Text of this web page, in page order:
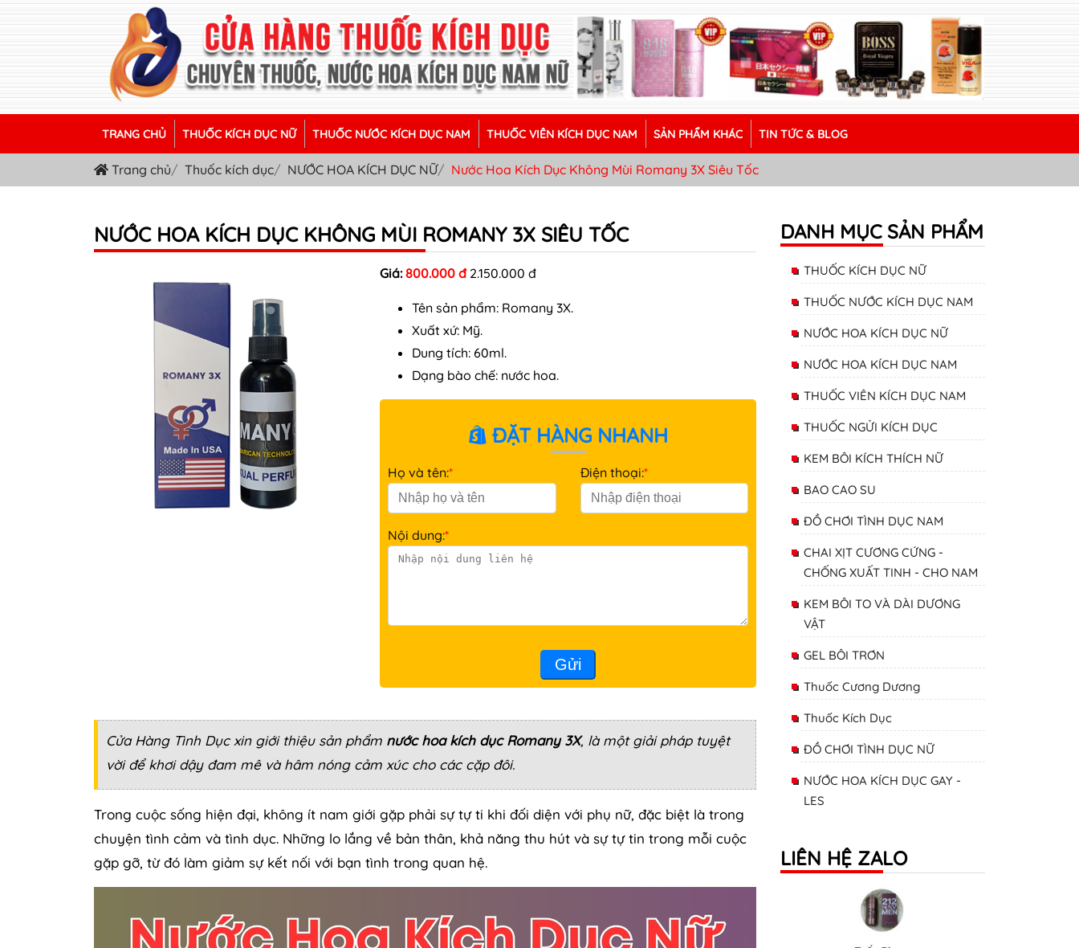
TRANG CHỦ THUỐC KÍCH DỤC NỮ THUỐC NƯỚC KÍCH DỤC NAM THUỐC VIÊN KÍCH DỤC NAM SẢN PHẨM KHÁC TIN TỨC & BLOG
Trang chủ Thuốc kích dục NƯỚC HOA KÍCH DỤC NỮ Nước Hoa Kích Dục Không Mùi Romany 3X Siêu Tốc
NƯỚC HOA KÍCH DỤC KHÔNG MÙI ROMANY 3X SIÊU TỐC
Giá: 800.000 đ 2.150.000 đ
Tên sản phẩm: Romany 3X.
Xuất xứ: Mỹ.
Dung tích: 60ml.
Dạng bào chế: nước hoa.
ĐẶT HÀNG NHANH
Họ và tên:* Điện thoại:*
Nội dung:*
Gửi
Cửa Hàng Tình Dục xin giới thiệu sản phẩm nước hoa kích dục Romany 3X, là một giải pháp tuyệt
vời để khơi dậy đam mê và hâm nóng cảm xúc cho các cặp đôi.
Trong cuộc sống hiện đại, không ít nam giới gặp phải sự tự ti khi đối diện với phụ nữ, đặc biệt là trong
chuyện tình cảm và tình dục. Những lo lắng về bản thân, khả năng thu hút và sự tự tin trong mỗi cuộc
gặp gỡ, từ đó làm giảm sự kết nối với bạn tình trong quan hệ.
DANH MỤC SẢN PHẨM
THUỐC KÍCH DỤC NỮ
THUỐC NƯỚC KÍCH DỤC NAM
NƯỚC HOA KÍCH DỤC NỮ
NƯỚC HOA KÍCH DỤC NAM
THUỐC VIÊN KÍCH DỤC NAM
THUỐC NGỬI KÍCH DỤC
KEM BÔI KÍCH THÍCH NỮ
BAO CAO SU
ĐỒ CHƠI TÌNH DỤC NAM
CHAI XỊT CƯƠNG CỨNG -
CHỐNG XUẤT TINH - CHO NAM
KEM BÔI TO VÀ DÀI DƯƠNG
VẬT
GEL BÔI TRƠN
Thuốc Cương Dương
Thuốc Kích Dục
ĐỒ CHƠI TÌNH DỤC NỮ
NƯỚC HOA KÍCH DỤC GAY -
LES
LIÊN HỆ ZALO